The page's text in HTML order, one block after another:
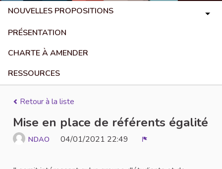
NOUVELLES PROPOSITIONS
PRÉSENTATION
CHARTE À AMENDER
RESSOURCES
Retour à la liste
Mise en place de référents égalité
NDAO 04/01/2021 22:49